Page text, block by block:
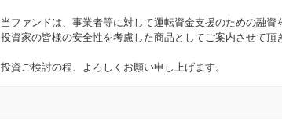
当ファンドは、事業者等に対して運転資金支援のための融資
投資家の皆様の安全性を考慮した商品としてご案内させて頂
投資ご検討の程、よろしくお願い申し上げます。